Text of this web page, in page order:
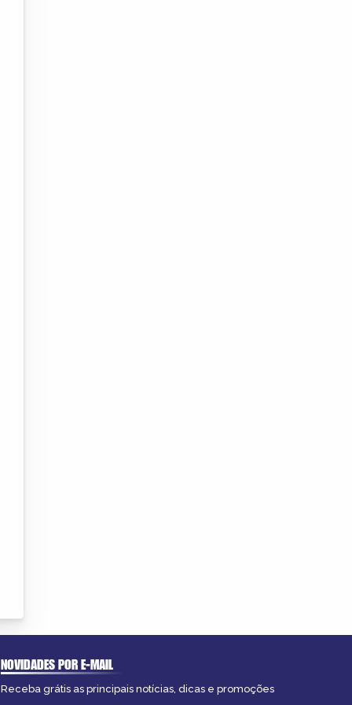
NOVIDADES POR E-MAIL
Receba grátis as principais notícias, dicas e promoções